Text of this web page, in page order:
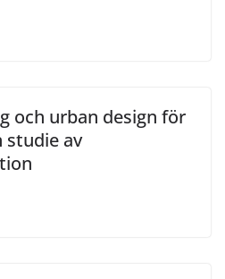
och urban design för
studie av